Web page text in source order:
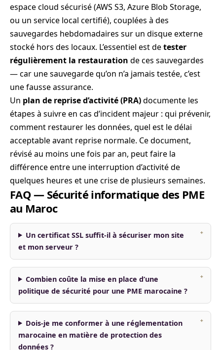
espace cloud sécurisé (AWS S3, Azure Blob Storage,
ou un service local certifié), couplées à des
sauvegardes hebdomadaires sur un disque externe
stocké hors des locaux. L’essentiel est detester
régulièrement la restauration de ces sauvegardes
— car une sauvegarde qu’on n’a jamais testée, c’est
une fausse assurance.
Un plan de reprise d’activité (PRA)documente les
étapes à suivre en cas d’incident majeur : qui prévenir,
comment restaurer les données, quel est le délai
acceptable avant reprise normale. Ce document,
révisé au moins une fois par an, peut faire la
différence entre une interruption d’activité de
quelques heures et une crise de plusieurs semaines.
FAQ — Sécurité informatique des PME
au Maroc
Un certificat SSL suffit-il à sécuriser mon site
et mon serveur ?
Combien coûte la mise en place d’une
politique de sécurité pour une PME marocaine ?
Dois-je me conformer à une réglementation
marocaine en matière de protection des
données ?